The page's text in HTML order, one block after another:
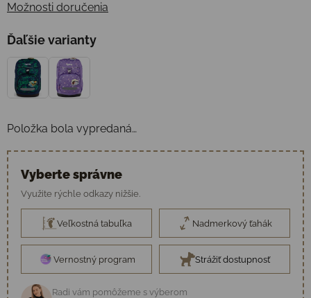
Možnosti doručenia
Ďaľšie varianty
Položka bola vypredaná…
Vyberte správne
Využite rýchle odkazy nižšie.
Veľkostná tabuľka Nadmerkový ťahák
Vernostný program Strážiť dostupnosť
Radi vám pomôžeme s výberom